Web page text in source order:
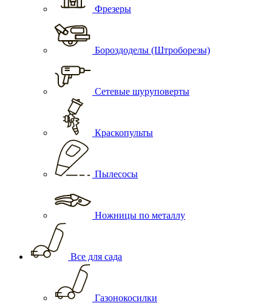
Фрезеры
Бороздоделы (Штроборезы)
Сетевые шуруповерты
Краскопульты
Пылесосы
Ножницы по металлу
Все для сада
Газонокосилки